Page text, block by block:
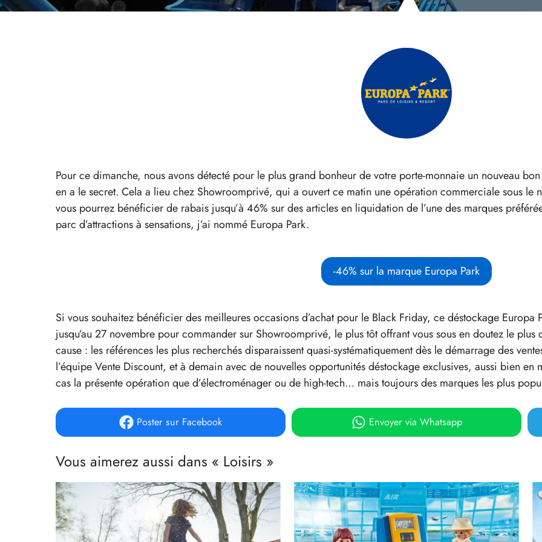
Pour ce dimanche, nous avons détecté pour le plus grand bonheur de votre porte-monnaie un nouveau
en a le secret. Cela a lieu chez Showroomprivé, qui a ouvert ce matin une opération commerciale sous le
vous pourrez bénéficier de rabais jusqu’à 46% sur des articles en liquidation de l’une des marques
parc d’attractions à sensations, j’ai nommé Europa Park.
-46% sur la marque Europa Park
Si vous souhaitez bénéficier des meilleures occasions d’achat pour le Black Friday, ce déstockage Europa
jusqu’au 27 novembre pour commander sur Showroomprivé, le plus tôt offrant vous sous en doutez le
cause : les références les plus recherchés disparaissent quasi-systématiquement dès le démarrage des
l’équipe Vente Discount, et à demain avec de nouvelles opportunités déstockage exclusives, aussi bien
cas la présente opération que d’électroménager ou de high-tech… mais toujours des marques les plus
Poster sur Facebook Envoyervia Whatsapp
Vous aimerez aussi dans « Loisirs »